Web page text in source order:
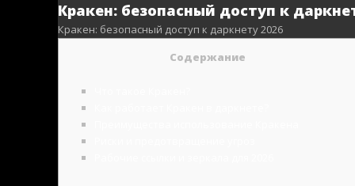
Кракен: безопасный доступ к
Кракен: безопасный доступ к даркнету 2026
Содержание